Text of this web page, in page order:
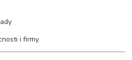
i firmy.